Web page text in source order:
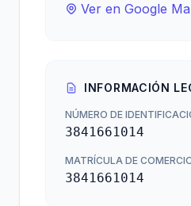
Ver en Google
INFORMACIÓN
NÚMERO DE
3841661014
MATRÍCULA DE
3841661014